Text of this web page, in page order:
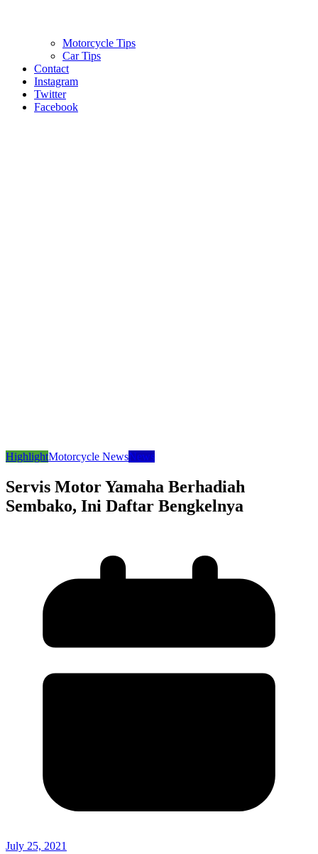
Motorcycle Tips
Car Tips
Contact
Instagram
Twitter
Facebook
HighlightMotorcycle NewsNews
Servis Motor Yamaha Berhadiah
Sembako, Ini Daftar Bengkelnya
July 25, 2021